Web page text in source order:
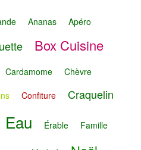
Ananas Apéro
Box Cuisine
Cardamome Chèvre
Confiture Craquelin
Eau Érable Famille